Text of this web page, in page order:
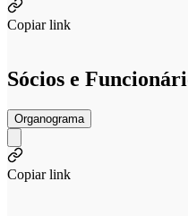
Copiar link
Sócios e
Organograma
Copiar link